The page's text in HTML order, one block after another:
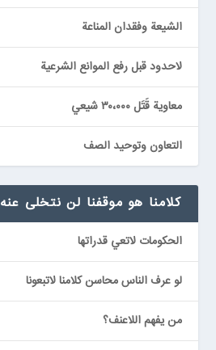
الشيعة وفقدان المناعة
لاحدود قبل رفع الموانع الشرعية
معاوية قَتَل ٣٠،٠٠٠ شيعي
التعاون وتوحيد الصف
كلامنا هو موقفنا لن نتخلى عنه
الحكومات لاتعي قدراتها
لو عرف الناس محاسن كلامنا لاتبعونا
من يفهم اللاعنف؟